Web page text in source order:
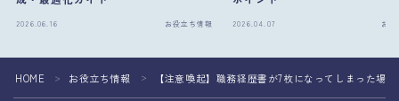
2026.06.16 お役立ち情報 2026.04.07 お
HOME ＞ お役立ち情報 ＞ 【注意喚起】職務経歴書が7枚になってしまった場